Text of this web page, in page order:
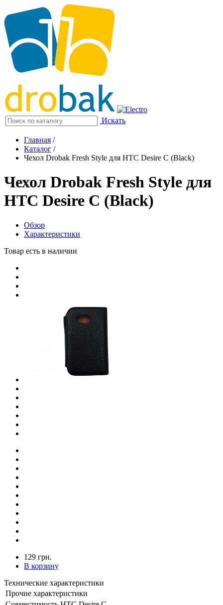
Искать
Главная /
Каталог /
Чехол Drobak Fresh Style для HTC Desire C (Black)
Чехол Drobak Fresh Style для
HTC Desire C (Black)
Обзор
Характеристики
Товар есть в наличии
129 грн.
В корзину
Технические характеристики
Прочие характеристики